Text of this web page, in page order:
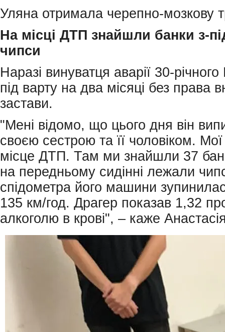
Уляна отримала черепно-мозкову
На місці ДТП знайшли банки з-
чипси
Наразі винуватця аварії 30-
під варту на два місяці без права
застави.
"Мені відомо, що цього дня він
своєю сестрою та її чоловіком. Мої
місце ДТП. Там ми знайшли 37
на передньому сидінні лежали
спідометра його машини
135 км/год. Драгер показав 1,32
алкоголю в крові", – каже